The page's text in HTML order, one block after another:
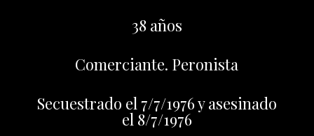
38 años
Comerciante. Peronista
Secuestrado el 7/7/1976 y asesinado
el 8/7/1976